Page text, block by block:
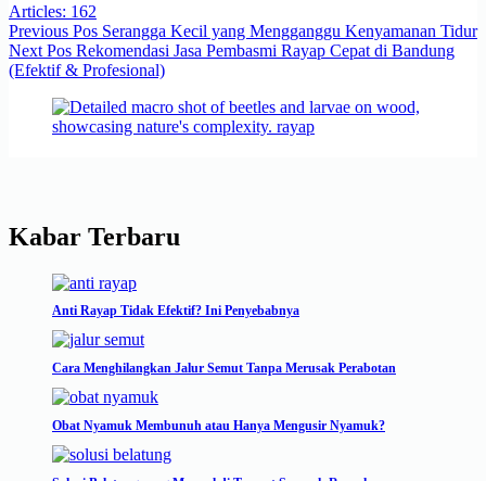
Articles: 162
Previous Pos Serangga Kecil yang Mengganggu Kenyamanan Tidur
Next Pos Rekomendasi Jasa Pembasmi Rayap Cepat di Bandung
(Efektif & Profesional)
Kabar Terbaru
Anti Rayap Tidak Efektif? Ini Penyebabnya
Cara Menghilangkan Jalur Semut Tanpa Merusak Perabotan
Obat Nyamuk Membunuh atau Hanya Mengusir Nyamuk?